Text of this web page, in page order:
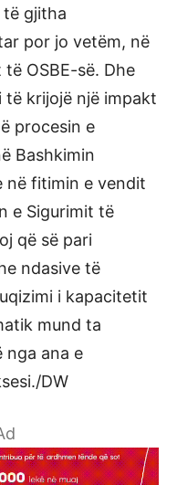
të gjitha
por jo vetëm, në
OSBE-së. Dhe
të krijojë një impakt
procesin e
Bashkimin
në fitimin e vendit
e Sigurimit të
që së pari
ndasive të
i kapacitetit
mund ta
nga ana e
DW